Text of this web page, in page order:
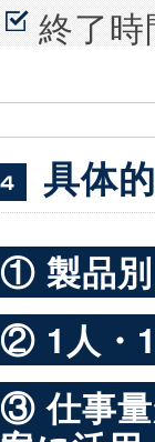
終了
具体
① 製品別
② 1人・
③ 仕事量